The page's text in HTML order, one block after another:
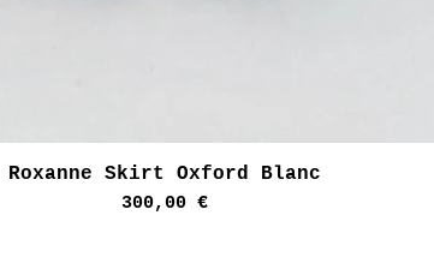
Aperçu rapide
Roxanne Skirt Oxford Blanc
Prix
300,00 €